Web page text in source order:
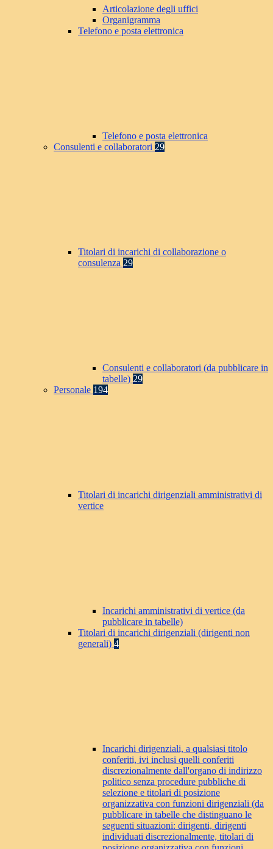
Articolazione degli uffici
Organigramma
Telefono e posta elettronica
Telefono e posta elettronica
Consulenti e collaboratori 29
Titolari di incarichi di collaborazione o
consulenza 29
Consulenti e collaboratori (da pubblicare in
tabelle) 29
Personale 194
Titolari di incarichi dirigenziali amministrativi di
vertice
Incarichi amministrativi di vertice (da
pubblicare in tabelle)
Titolari di incarichi dirigenziali (dirigenti non
generali) 4
Incarichi dirigenziali, a qualsiasi titolo
conferiti, ivi inclusi quelli conferiti
discrezionalmente dall'organo di indirizzo
politico senza procedure pubbliche di
selezione e titolari di posizione
organizzativa con funzioni dirigenziali (da
pubblicare in tabelle che distinguano le
seguenti situazioni: dirigenti, dirigenti
individuati discrezionalmente, titolari di